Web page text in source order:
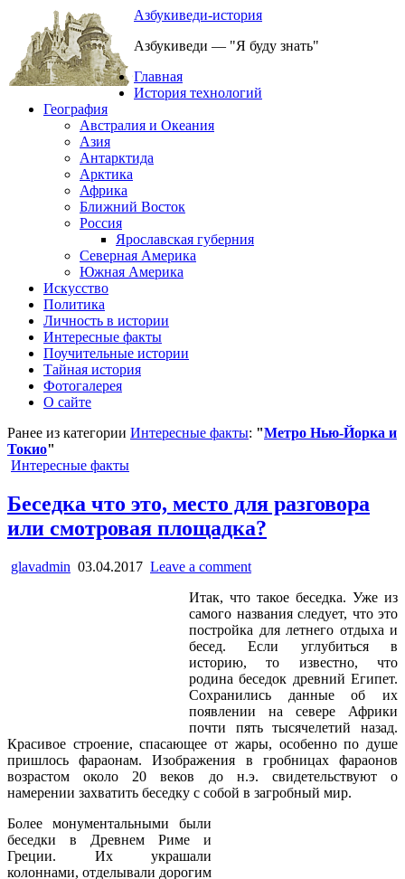
Азбукиведи-история
Азбукиведи — "Я буду знать"
Главная
История технологий
География
Австралия и Океания
Азия
Антарктида
Арктика
Африка
Ближний Восток
Россия
Ярославская губерния
Северная Америка
Южная Америка
Искусство
Политика
Личность в истории
Интересные факты
Поучительные истории
Тайная история
Фотогалерея
О сайте
Ранее из категории Интересные факты: "Метро Нью-Йорка и
Токио"
Posted
Интересные факты
Беседка что это, место для разговора
или смотровая площадка?
glavadmin 03.04.2017 Leave a comment
Итак, что такое беседка. Уже из
самого названия следует, что это
постройка для летнего отдыха и
бесед. Если углубиться в
историю, то известно, что
родина беседок древний Египет.
Сохранились данные об их
появлении на севере Африки
почти пять тысячелетий назад.
Красивое строение, спасающее от жары, особенно по душе
пришлось фараонам. Изображения в гробницах фараонов
возрастом около 20 веков до н.э. свидетельствуют о
намерении захватить беседку с собой в загробный мир.
Более монументальными были
беседки в Древнем Риме и
Греции. Их украшали
колоннами, отделывали дорогим